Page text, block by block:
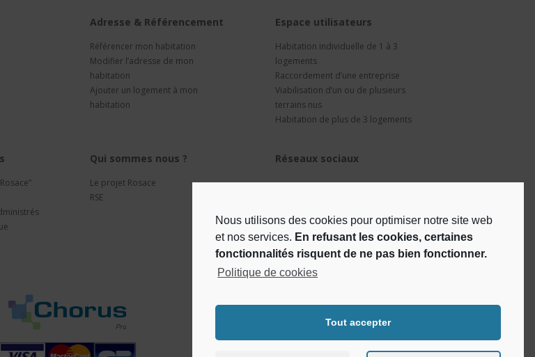
Nous utilisons des cookies pour optimiser notre site web
et nos services. En refusant les cookies, certaines
fonctionnalités risquent de ne pas bien fonctionner.
Politique de cookies
Tout accepter
Adresse & Référencement
Référencer mon habitation
Modifier l’adresse de mon
habitation
Ajouter un logement à mon
habitation
Espace utilisateurs
Habitation individuelle de 1 à 3
logements
Raccordement d’une entreprise
Viabilisation d’un ou de plusieurs
terrains nus
Habitation de plus de 3 logements
Qui sommes nous ?
Le projet Rosace
RSE
Réseaux sociaux